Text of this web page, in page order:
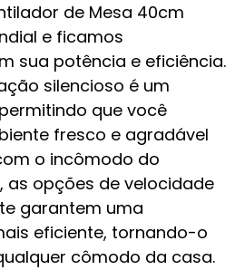
de Mesa 40cm
e ficamos
sua potência e eficiência.
silencioso é um
que você
fresco e agradável
o incômodo do
as opções de velocidade
garantem uma
eficiente, tornando-o
cômodo da casa.